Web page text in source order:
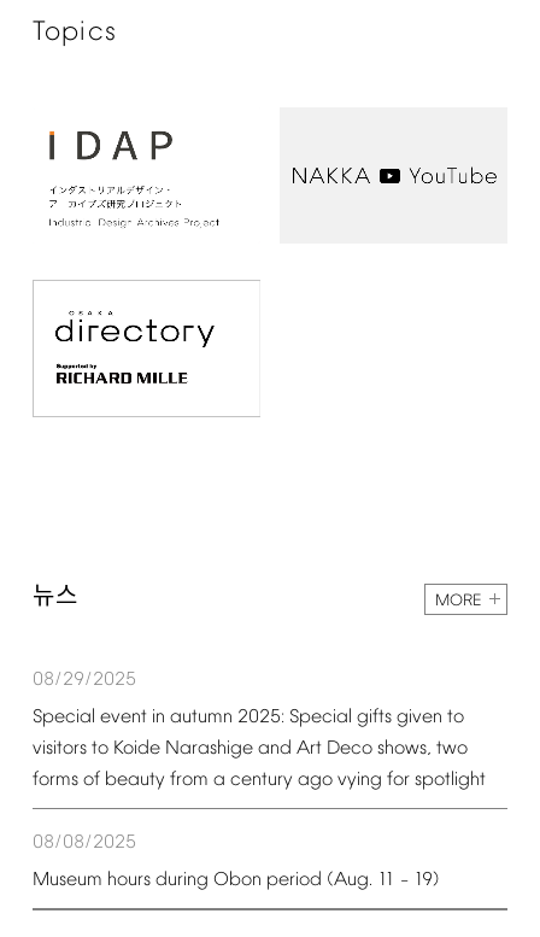
Topics
뉴스 MORE
08/29/2025
Special event in autumn 2025: Special gifts given to
visitors to Koide Narashige and Art Deco shows, two
forms of beauty from a century ago vying for spotlight
08/08/2025
Museum hours during Obon period (Aug. 11 – 19)